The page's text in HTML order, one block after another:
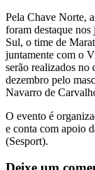
Pela Chave Norte,
foram destaque
Sul, o time de
juntamente com o
serão realizados
dezembro pelo
Navarro de
O evento é
e conta com apoio
(Sesport).